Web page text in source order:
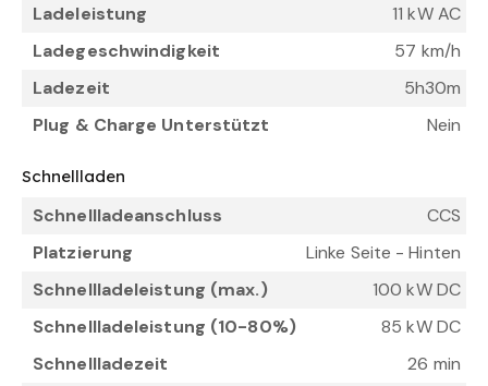
Ladeleistung
11 kW AC
Ladegeschwindigkeit
57 km/h
Ladezeit
5h30m
Plug & Charge Unterstützt
Nein
Schnellladen
Schnellladeanschluss
CCS
Platzierung
Linke Seite - Hinten
Schnellladeleistung (max.)
100 kW DC
Schnellladeleistung (10-80%)
85 kW DC
Schnellladezeit
26 min